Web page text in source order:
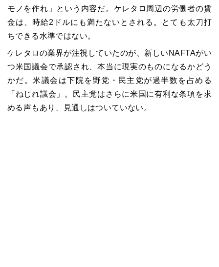
モノを作れ」という内容だ。ケレタロ周辺の労働者の賃
金は、時給2ドルにも満たないとされる。とても太刀打
ちできる水準ではない。
ケレタロの業界が注視していたのが、新しいNAFTAがい
つ米国議会で承認され、本当に現実のものになるかどう
かだ。米議会は下院を野党・民主党が過半数を占める
「ねじれ議会」。民主党はさらに米国に有利な条項を求
める声もあり、見通しはついていない。